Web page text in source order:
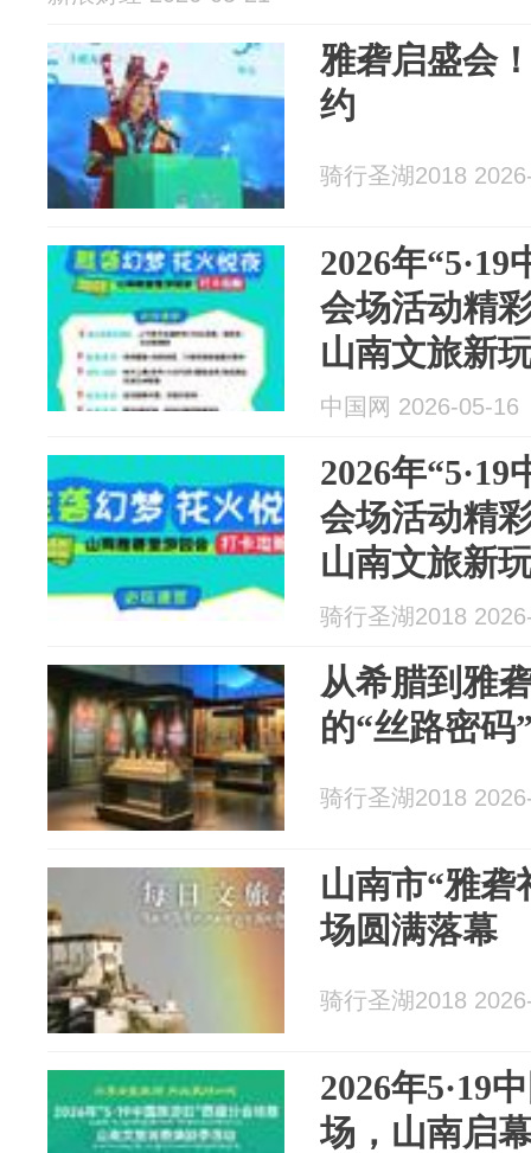
雅砻启盛会
约
骑行圣湖2018
2026年
会场活动精
山南文旅新
中国网 2026-05-16
2026年
会场活动精
山南文旅新
骑行圣湖2018
从希腊到雅
的“丝路密码
骑行圣湖2018
山南市“雅砻
场圆满落幕
骑行圣湖2018
2026年5·19
场，山南启